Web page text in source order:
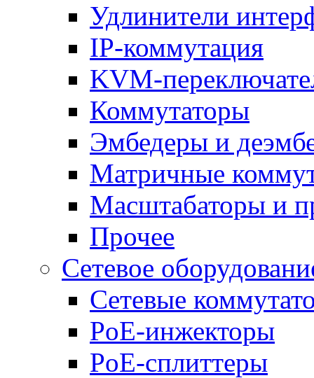
Удлинители
IP-коммутация
KVM-
Коммутаторы
Эмбедеры и
Матричные
Масштабаторы и
Прочее
Сетевое
Сетевые
PoE-инжекторы
PoE-сплиттеры